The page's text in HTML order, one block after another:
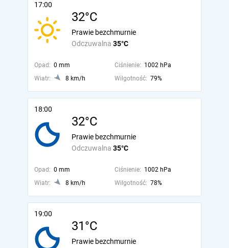
17:00
32°C
Odczuwalna 35°C
Prawie bezchmurnie
Opad: 0 mm Ciśnienie: 1002 hPa
Wiatr:
8 km/h Wilgotność: 79%
18:00
32°C
Odczuwalna 35°C
Prawie bezchmurnie
Opad: 0 mm Ciśnienie: 1002 hPa
Wiatr:
8 km/h Wilgotność: 78%
19:00
31°C
Prawie bezchmurnie